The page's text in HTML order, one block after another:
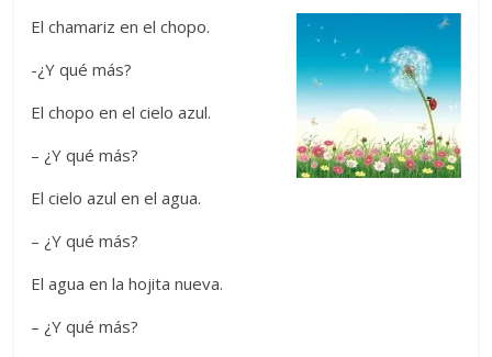
El chamariz en el chopo.
-¿Y qué más?
El chopo en el cielo azul.
– ¿Y qué más?
El cielo azul en el agua.
– ¿Y qué más?
El agua en la hojita nueva.
– ¿Y qué más?